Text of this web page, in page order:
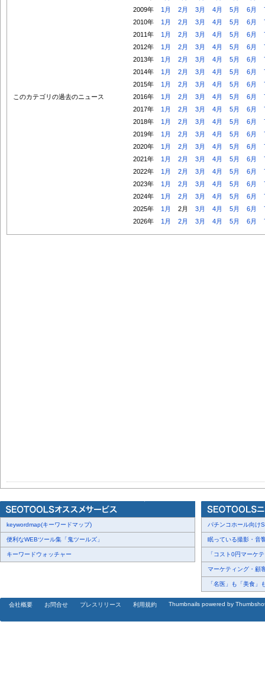
このカテゴリの過去のニュース
2009年
1月 2月 3月 4月 5月 6月
2010年
1月 2月 3月 4月 5月 6月
2011年
1月 2月 3月 4月 5月 6月
2012年
1月 2月 3月 4月 5月 6月
2013年
1月 2月 3月 4月 5月 6月
2014年
1月 2月 3月 4月 5月 6月
2015年
1月 2月 3月 4月 5月 6月
2016年
1月 2月 3月 4月 5月 6月
2017年
1月 2月 3月 4月 5月 6月
2018年
1月 2月 3月 4月 5月 6月
2019年
1月 2月 3月 4月 5月 6月
2020年
1月 2月 3月 4月 5月 6月
2021年
1月 2月 3月 4月 5月 6月
2022年
1月 2月 3月 4月 5月 6月
2023年
1月 2月 3月 4月 5月 6月
2024年
1月 2月 3月 4月 5月 6月
2025年
1月 2月 3月 4月 5月 6月
2026年
1月 2月 3月 4月 5月 6月
keywordmap(キーワードマップ)
便利なWEBツール集「鬼ツールズ」
キーワードウォッチャー
パチンコホール向け
眠っている撮影・音
「コスト0円マーケ
マーケティング・顧
「名医」も「美食」
会社概要 お問合せ プレスリリース 利用規約 Thumbnails powered by